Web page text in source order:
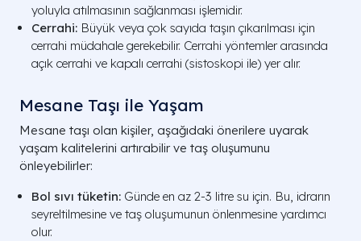
yoluyla atılmasının sağlanması işlemidir.
Cerrahi: Büyük veya çok sayıda taşın çıkarılması için
cerrahi müdahale gerekebilir. Cerrahi yöntemler arasında
açık cerrahi ve kapalı cerrahi (sistoskopi ile) yer alır.
Mesane Taşı ile Yaşam
Mesane taşı olan kişiler, aşağıdaki önerilere uyarak
yaşam kalitelerini artırabilir ve taş oluşumunu
önleyebilirler:
Bol sıvı tüketin: Günde en az 2-3 litre su için. Bu, idrarın
seyreltilmesine ve taş oluşumunun önlenmesine yardımcı
olur.